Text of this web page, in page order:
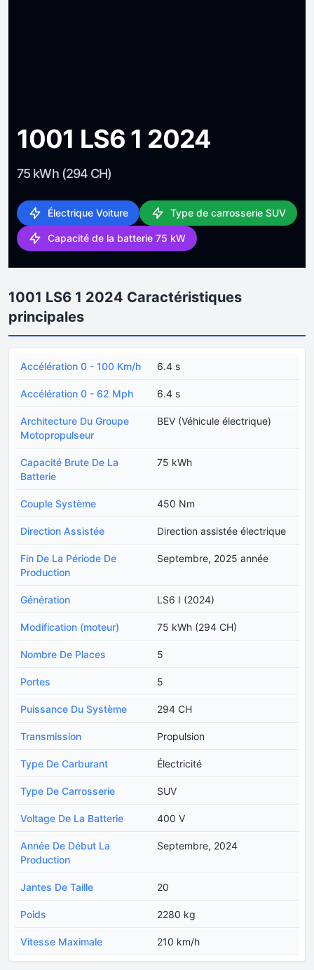
1001 LS6 1 2024
75 kWh (294 CH)
Électrique Voiture Type de carrosserie SUV
Capacité de la batterie 75 kW
1001 LS6 1 2024 Caractéristiques
principales
Accélération 0 - 100 Km/h 6.4 s
Accélération 0 - 62 Mph 6.4 s
Architecture Du Groupe
Motopropulseur
BEV (Véhicule électrique)
Capacité Brute De La
Batterie
75 kWh
Couple Système 450 Nm
Direction Assistée Direction assistée électrique
Fin De La Période De
Production
Septembre, 2025 année
Génération LS6 I (2024)
Modification (moteur) 75 kWh (294 CH)
Nombre De Places 5
Portes 5
Puissance Du Système 294 CH
Transmission Propulsion
Type De Carburant Électricité
Type De Carrosserie SUV
Voltage De La Batterie 400 V
Année De Début La
Production
Septembre, 2024
Jantes De Taille 20
Poids 2280 kg
Vitesse Maximale 210 km/h